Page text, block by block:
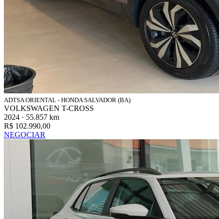
ADTSA ORIENTAL - HONDA SALVADOR (BA)
VOLKSWAGEN T-CROSS
2024 · 55.857 km
R$ 102.990,00
NEGOCIAR